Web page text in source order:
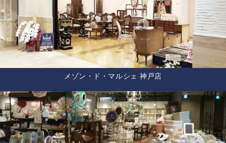
メゾン・ド・マルシェ 神戸店